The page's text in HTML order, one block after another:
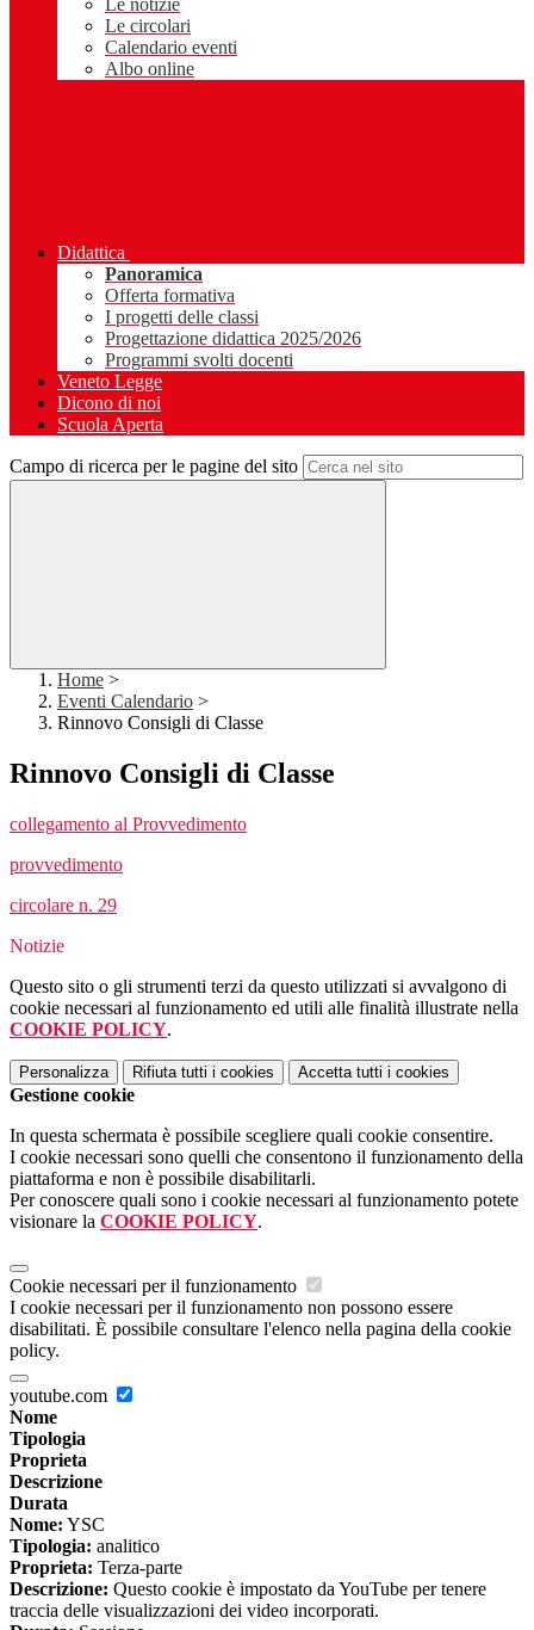
Le notizie
Le circolari
Calendario eventi
Albo online
Didattica
Panoramica
Offerta formativa
I progetti delle classi
Progettazione didattica 2025/2026
Programmi svolti docenti
Veneto Legge
Dicono di noi
Scuola Aperta
Campo di ricerca per le pagine del sito
Home >
Eventi Calendario >
Rinnovo Consigli di Classe
Rinnovo Consigli di Classe
collegamento al Provvedimento
provvedimento
circolare n. 29
Notizie
Questo sito o gli strumenti terzi da questo utilizzati si avvalgono di
cookie necessari al funzionamento ed utili alle finalità illustrate nella
COOKIE POLICY.
Personalizza Rifiuta tutti i cookies Accetta tutti i cookies
Gestione cookie
In questa schermata è possibile scegliere quali cookie consentire.
I cookie necessari sono quelli che consentono il funzionamento della
piattaforma e non è possibile disabilitarli.
Per conoscere quali sono i cookie necessari al funzionamento potete
visionare la COOKIE POLICY.
Cookie necessari per il funzionamento
I cookie necessari per il funzionamento non possono essere
disabilitati. È possibile consultare l'elenco nella pagina della cookie
policy.
youtube.com
Nome
Tipologia
Proprieta
Descrizione
Durata
Nome: YSC
Tipologia: analitico
Proprieta: Terza-parte
Descrizione: Questo cookie è impostato da YouTube per tenere
traccia delle visualizzazioni dei video incorporati.